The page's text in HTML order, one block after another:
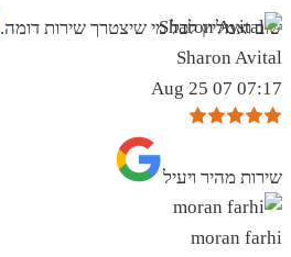
שוב ואמליץ לכל מי שיצטרך שירות דומה.
Sharon Avital
07:17 07 Aug 25
שירות מהיר ויעיל
moran farhi